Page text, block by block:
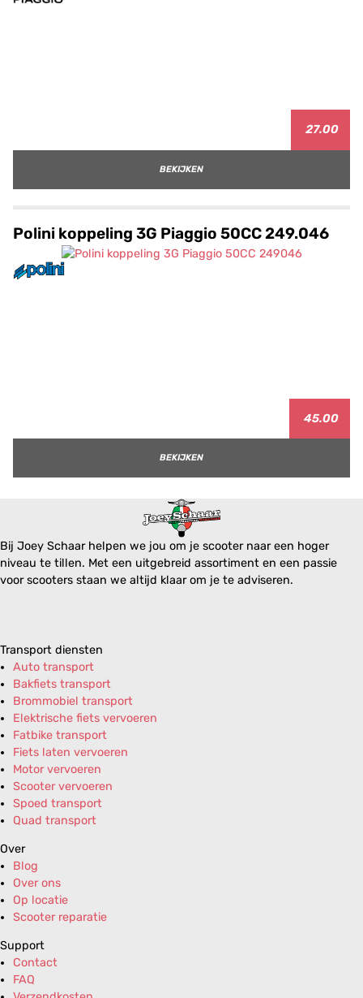
27.00
BEKIJKEN
Polini koppeling 3G Piaggio 50CC 249.046
45.00
BEKIJKEN
Bij Joey Schaar helpen we jou om je scooter naar een hoger
niveau te tillen. Met een uitgebreid assortiment en een passie
voor scooters staan we altijd klaar om je te adviseren.
Transport diensten
Auto transport
Bakfiets transport
Brommobiel transport
Elektrische fiets vervoeren
Fatbike transport
Fiets laten vervoeren
Motor vervoeren
Scooter vervoeren
Spoed transport
Quad transport
Over
Blog
Over ons
Op locatie
Scooter reparatie
Support
Contact
FAQ